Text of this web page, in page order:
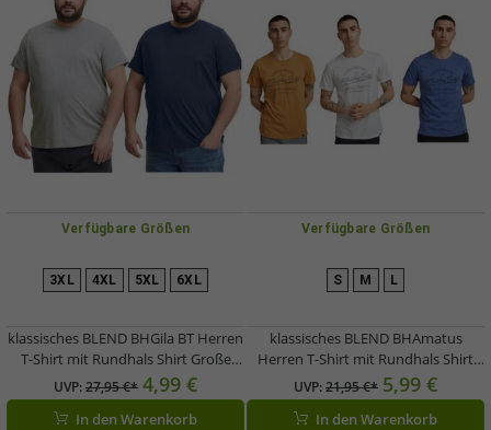
Verfügbare Größen
3XL 4XL 5XL 6XL
klassisches BLEND BHGila BT Herren
T-Shirt mit Rundhals Shirt Große
Größen 20716315ME in Blau oder
Weiß
UVP:27,95 €* 4,99 €
In den Warenkorb
Verfügbare Größen
S M L
klassisches BLEND BHAmatus
Herren T-Shirt mit Rundhals Shirt
20714728ME in Orange, Weiß oder
Blau
UVP:21,95 €* 5,99 €
In den Warenkorb